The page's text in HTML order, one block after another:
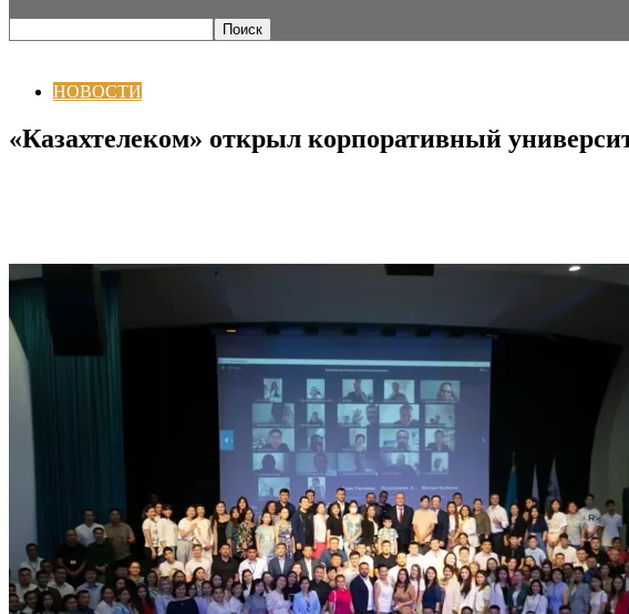
НОВОСТИ
«Казахтелеком» открыл корпоративный